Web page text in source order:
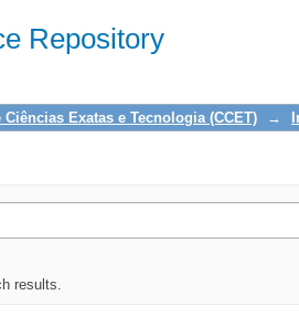
Repository
Ciências Exatas e Tecnologia (CCET) →
results.